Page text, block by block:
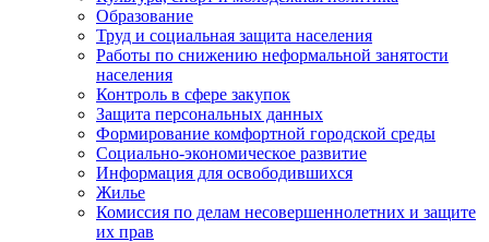
Образование
Труд и социальная защита населения
Работы по снижению неформальной занятости
населения
Контроль в сфере закупок
Защита персональных данных
Формирование комфортной городской среды
Социально-экономическое развитие
Информация для освободившихся
Жилье
Комиссия по делам несовершеннолетних и защите
их прав